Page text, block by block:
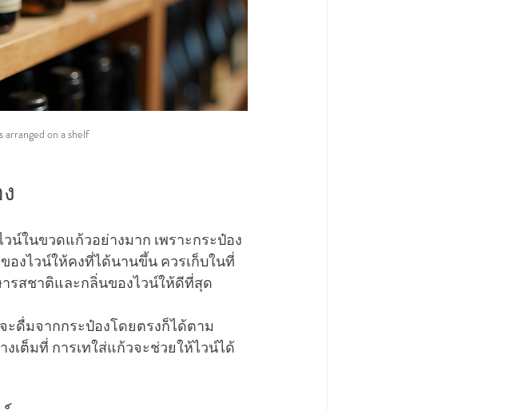
arranged on a shelf
น์ในขวดแก้วอย่างมาก เพราะกระป๋อง
งไวน์ให้คงที่ได้นานขึ้น ควรเก็บในที่
รสชาติและกลิ่นของไวน์ให้ดีที่สุด
ะดื่มจากกระป๋องโดยตรงก็ได้ตาม
เต็มที่ การเทใส่แก้วจะช่วยให้ไวน์ได้